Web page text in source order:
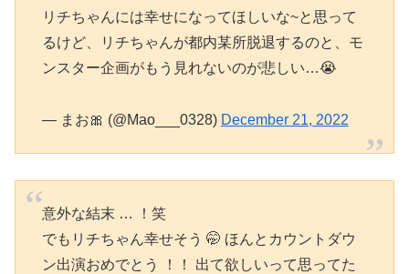
リチちゃんには幸せになってほしいな~と思って
るけど、リチちゃんが都内某所脱退するのと、モ
ンスター企画がもう見れないのが悲しい…😭
— まお🎀 (@Mao___0328) December 21, 2022
意外な結末 … ！笑
でもリチちゃん幸せそう 🤭 ほんとカウントダウ
ン出演おめでとう ！！ 出て欲しいって思ってた